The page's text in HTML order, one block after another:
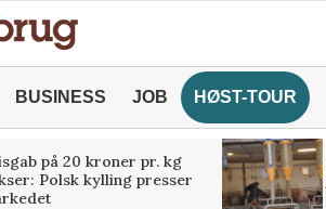
BUSINESS JOB HØST-TOUR
på 20 kroner pr. kg
Polsk kylling presser